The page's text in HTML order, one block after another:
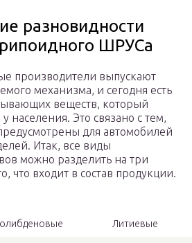
разновидности
ШРУСа
производители выпускают
механизма, и сегодня есть
веществ, который
населения. Это связано с тем,
для автомобилей
Итак, все виды
можно разделить на три
что входит в состав продукции.
Литиевые